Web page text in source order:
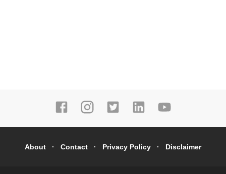
About Contact Privacy Policy Disclaimer